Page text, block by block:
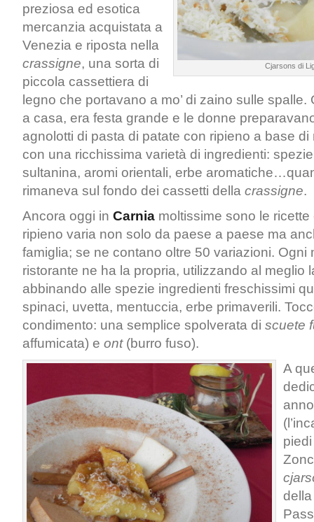
Cjarsons di
preziosa ed esotica
mercanzia acquistata a
Venezia e riposta nella
crassigne, una sorta di
piccola cassettiera di
legno che portavano a mo’ di zaino sulle
a casa, era festa grande e le donne
agnolotti di pasta di patate con ripieno a base di
con una ricchissima varietà di ingredienti:
sultanina, aromi orientali, erbe
rimaneva sul fondo dei cassetti della crassigne.
Ancora oggi in Carnia moltissime sono le
ripieno varia non solo da paese a paese ma
famiglia; se ne contano oltre 50 variazioni. Ogni
ristorante ne ha la propria, utilizzando al meglio
abbinando alle spezie ingredienti freschissimi
spinaci, uvetta, mentuccia, erbe primaverili.
condimento: una semplice spolverata di scuete
affumicata) e ont (burro fuso).
A
della